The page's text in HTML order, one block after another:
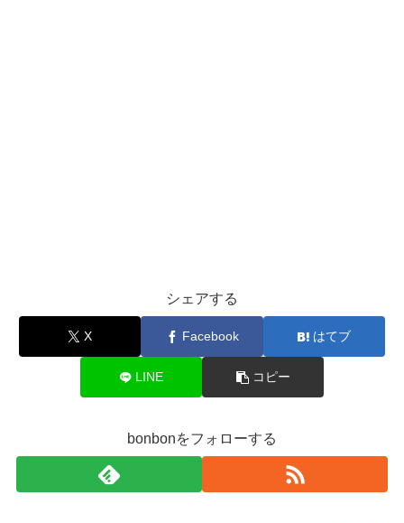
シェアする
X Facebook はてブ
LINE コピー
bonbonをフォローする